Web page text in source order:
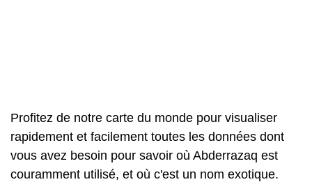
Profitez de notre carte du monde pour visualiser
rapidement et facilement toutes les données dont
vous avez besoin pour savoir où Abderrazaq est
couramment utilisé, et où c'est un nom exotique.